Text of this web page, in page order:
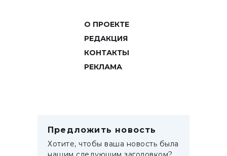
О ПРОЕКТЕ
РЕДАКЦИЯ
КОНТАКТЫ
РЕКЛАМА
Предложить новость
Хотите, чтобы ваша новость была